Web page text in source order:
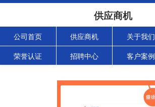
供应商机
公司首页 供应商机 关于我们
荣誉认证 招聘中心 客户案例